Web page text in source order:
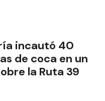
incautó 40
de coca en un
la Ruta 39